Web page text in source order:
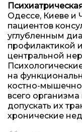
Одессе, Киеве и
пациентов
углубленным
профилактикой
центральной
на
костно-
всего организма
допускать их
хронические